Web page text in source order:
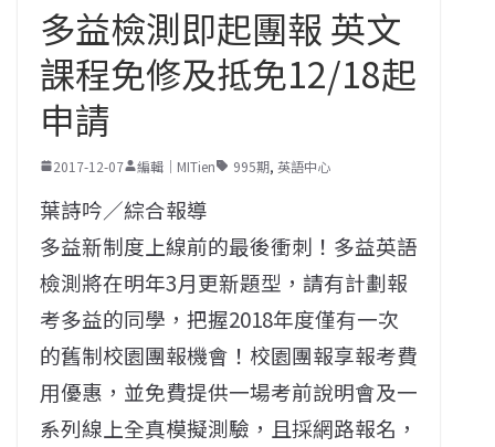
多益檢測即起團報 英文
課程免修及抵免12/18起
申請
2017-12-07 編輯｜MITien 995期, 英語中心
葉詩吟／綜合報導
多益新制度上線前的最後衝刺！多益英語
檢測將在明年3月更新題型，請有計劃報
考多益的同學，把握2018年度僅有一次
的舊制校園團報機會！校園團報享報考費
用優惠，並免費提供一場考前說明會及一
系列線上全真模擬測驗，且採網路報名，